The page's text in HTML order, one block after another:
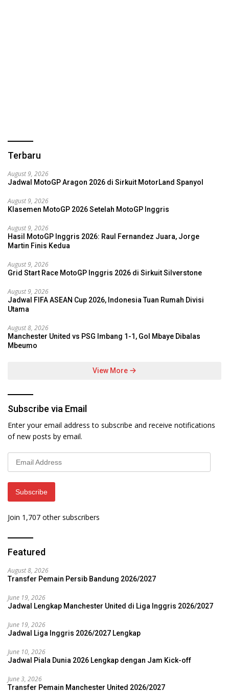
Terbaru
August 9, 2026
Jadwal MotoGP Aragon 2026 di Sirkuit MotorLand Spanyol
August 9, 2026
Klasemen MotoGP 2026 Setelah MotoGP Inggris
August 9, 2026
Hasil MotoGP Inggris 2026: Raul Fernandez Juara, Jorge
Martin Finis Kedua
August 9, 2026
Grid Start Race MotoGP Inggris 2026 di Sirkuit Silverstone
August 9, 2026
Jadwal FIFA ASEAN Cup 2026, Indonesia Tuan Rumah Divisi
Utama
August 8, 2026
Manchester United vs PSG Imbang 1-1, Gol Mbaye Dibalas
Mbeumo
View More
Subscribe via Email
Enter your email address to subscribe and receive notifications
of new posts by email.
Email
Address
Subscribe
Join 1,707 other subscribers
Featured
August 8, 2026
Transfer Pemain Persib Bandung 2026/2027
June 19, 2026
Jadwal Lengkap Manchester United di Liga Inggris 2026/2027
June 19, 2026
Jadwal Liga Inggris 2026/2027 Lengkap
June 10, 2026
Jadwal Piala Dunia 2026 Lengkap dengan Jam Kick-off
June 3, 2026
Transfer Pemain Manchester United 2026/2027